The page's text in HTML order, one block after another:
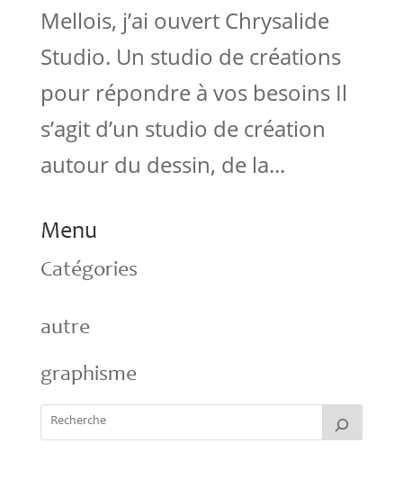
Mellois, j’ai ouvert Chrysalide
Studio. Un studio de créations
pour répondre à vos besoins Il
s’agit d’un studio de création
autour du dessin, de la...
Menu
Catégories
autre
graphisme